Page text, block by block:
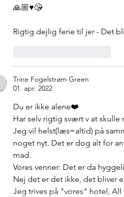
🙏🏼♥️😘
Rigtig dejlig ferie til jer - Det
Trine Fogelstrøm Green
01. apr. 2022
Du er ikke alene❤️
Har selv rigtig svært v at
Jeg vil helst(læs=altid) på
noget nyt. Det er dog alt for
mad.
Vores venner: Det er da
Nej det er det ikke, det bliver
Jeg trives på "vores" hotel,